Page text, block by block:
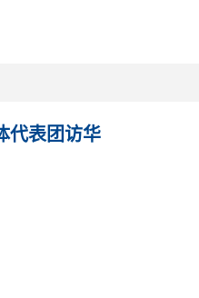
代表团访华